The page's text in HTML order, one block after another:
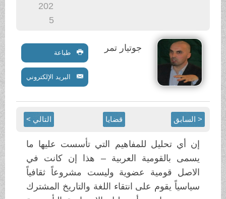
202
جوتيار تمر طباعة
البريد الإلكتروني
< السابق قضايا التالي >
إن أي تحليل للمفاهيم التي تأسست عليها ما
يسمى بالقومية العربية – هذا إن كانت في
الاصل قومية عضوية وليست مشروعاً ثقافياً
سياسياً يقوم على انتقاء اللغة والتاريخ المشترك